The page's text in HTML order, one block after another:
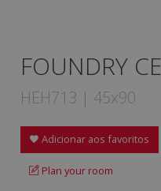
FOUNDRY
HEH713 | 45x90
Adicionar aos favoritos
Plan your room